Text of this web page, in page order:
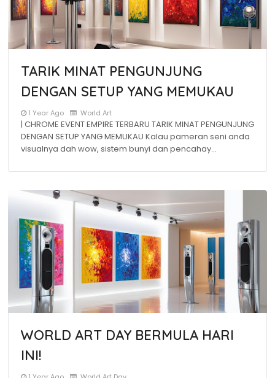
TARIK MINAT PENGUNJUNG
DENGAN SETUP YANG MEMUKAU
1 Year Ago World Art
| CHROME EVENT EMPIRE TERBARU TARIK MINAT PENGUNJUNG
DENGAN SETUP YANG MEMUKAU Kalau pameran seni anda
visualnya dah wow, sistem bunyi dan pencahay…
WORLD ART DAY BERMULA HARI
INI!